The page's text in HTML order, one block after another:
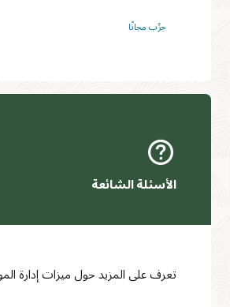
جرِّب مجانًا‬
الأسئلة الشائعة
تعرف على المزيد حول ميزات إدارة